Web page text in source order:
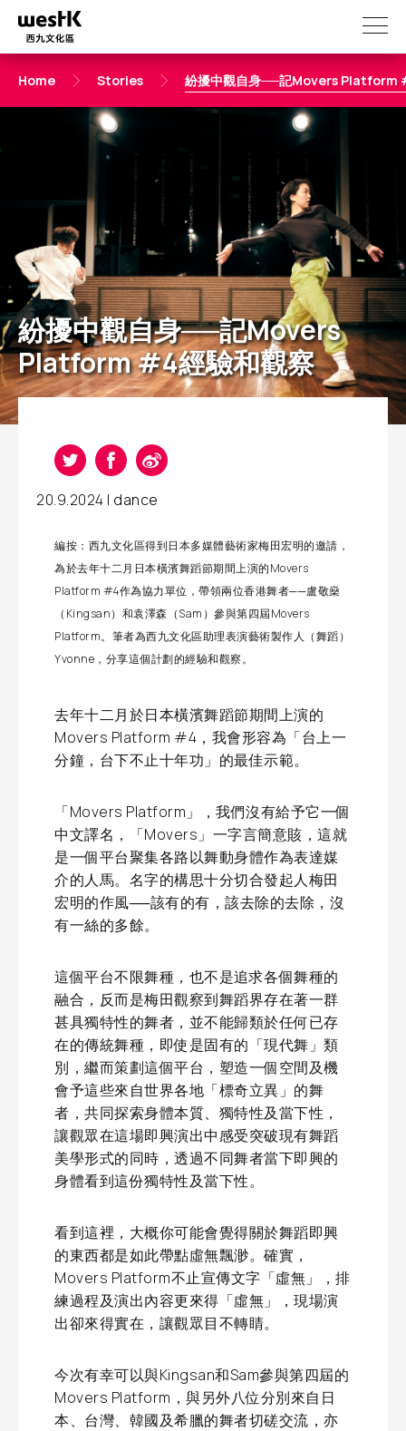
main
Home Stories 紛擾中觀自身──記Movers Platform
紛擾中觀自身──記Movers
Platform #4經驗和觀察
20.9.2024 | dance
編按：西九文化區得到日本多媒體藝術家梅田宏明的邀請，
為於去年十二月日本橫濱舞蹈節期間上演的Movers
Platform #4作為協力單位，帶領兩位香港舞者──盧敬燊
（Kingsan）和袁澤森（Sam）參與第四屆Movers
Platform。筆者為西九文化區助理表演藝術製作人（舞蹈）
Yvonne，分享這個計劃的經驗和觀察。
去年十二月於日本橫濱舞蹈節期間上演的
Movers Platform #4，我會形容為「台上一
分鐘，台下不止十年功」的最佳示範。
「Movers Platform」，我們沒有給予它一個
中文譯名，「Movers」一字言簡意賅，這就
是一個平台聚集各路以舞動身體作為表達媒
介的人馬。名字的構思十分切合發起人梅田
宏明的作風──該有的有，該去除的去除，沒
有一絲的多餘。
這個平台不限舞種，也不是追求各個舞種的
融合，反而是梅田觀察到舞蹈界存在著一群
甚具獨特性的舞者，並不能歸類於任何已存
在的傳統舞種，即使是固有的「現代舞」類
別，繼而策劃這個平台，塑造一個空間及機
會予這些來自世界各地「標奇立異」的舞
者，共同探索身體本質、獨特性及當下性，
讓觀眾在這場即興演出中感受突破現有舞蹈
美學形式的同時，透過不同舞者當下即興的
身體看到這份獨特性及當下性。
看到這裡，大概你可能會覺得關於舞蹈即興
的東西都是如此帶點虛無飄渺。確實，
Movers Platform不止宣傳文字「虛無」，排
練過程及演出內容更來得「虛無」，現場演
出卻來得實在，讓觀眾目不轉睛。
今次有幸可以與Kingsan和Sam參與第四屆的
Movers Platform，與另外八位分別來自日
本、台灣、韓國及希臘的舞者切磋交流，亦